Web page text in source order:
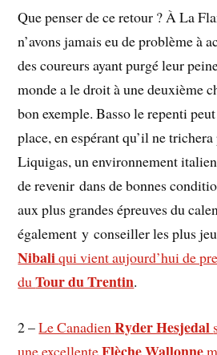
Que penser de ce retour ? À La
n’avons jamais eu de problème à
des coureurs ayant purgé leur
monde a le droit à une deuxième
bon exemple. Basso le repenti
place, en espérant qu’il ne
Liquigas, un environnement
de revenir dans de bonnes
aux plus grandes épreuves du
également y conseiller les plus
Nibaliqui vient aujourd’hui de
duTour du Trentin.
2 –Le CanadienRyder Hesjedal
une excellenteFlèche Wallonne